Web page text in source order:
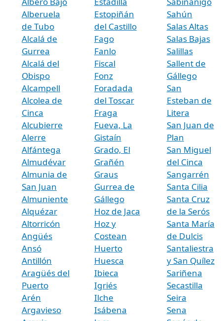
Alberuela
de Tubo
Alcalá de
Gurrea
Alcalá del
Obispo
Alcampell
Alcolea de
Cinca
Alcubierre
Alerre
Alfántega
Almudévar
Almunia de
San Juan
Almuniente
Alquézar
Altorricón
Angüés
Ansó
Antillón
Aragüés del
Puerto
Arén
Argavieso
Estopiñán
del Castillo
Fago
Fanlo
Fiscal
Fonz
Foradada
del Toscar
Fraga
Fueva, La
Gistaín
Grado, El
Grañén
Graus
Gurrea de
Gállego
Hoz de Jaca
Hoz y
Costean
Huerto
Huesca
Ibieca
Igriés
Ilche
Isábena
Sahún
Salas Altas
Salas Bajas
Salillas
Sallent de
Gállego
San
Esteban de
Litera
San Juan de
Plan
San Miguel
del Cinca
Sangarrén
Santa Cilia
Santa Cruz
de la Serós
Santa María
de Dulcis
Santaliestra
y San Quílez
Sariñena
Secastilla
Seira
Sena